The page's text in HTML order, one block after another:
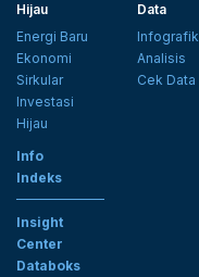
Hijau
Energi Baru
Ekonomi
Sirkular
Investasi
Hijau
Data
Infografik
Analisis
Cek Data
Info
Indeks
Insight
Center
Databoks